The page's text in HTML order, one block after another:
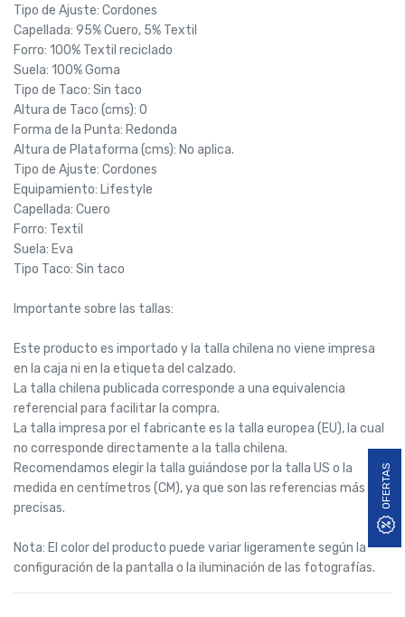
OFERTAS
Tipo de Ajuste: Cordones
Capellada: 95% Cuero, 5% Textil
Forro: 100% Textil reciclado
Suela: 100% Goma
Tipo de Taco: Sin taco
Altura de Taco (cms): 0
Forma de la Punta: Redonda
Altura de Plataforma (cms): No aplica.
Tipo de Ajuste: Cordones
Equipamiento: Lifestyle
Capellada: Cuero
Forro: Textil
Suela: Eva
Tipo Taco: Sin taco
Importante sobre las tallas:
Este producto es importado y la talla chilena no viene impresa
en la caja ni en la etiqueta del calzado.
La talla chilena publicada corresponde a una equivalencia
referencial para facilitar la compra.
La talla impresa por el fabricante es la talla europea (EU), la cual
no corresponde directamente a la talla chilena.
Recomendamos elegir la talla guiándose por la talla US o la
medida en centímetros (CM), ya que son las referencias más
precisas.
Nota: El color del producto puede variar ligeramente según la
configuración de la pantalla o la iluminación de las fotografías.